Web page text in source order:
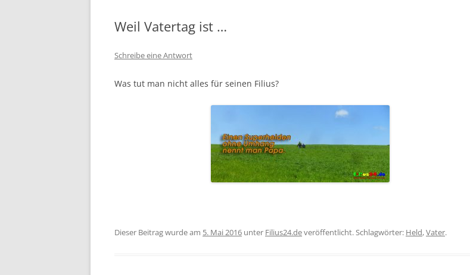
Weil Vatertag ist …
Schreibe eine Antwort
Was tut man nicht alles für seinen Filius?
Dieser Beitrag wurde am 5. Mai 2016 unter Filius24.deveröffentlicht. Schlagwörter: Held,Vater.